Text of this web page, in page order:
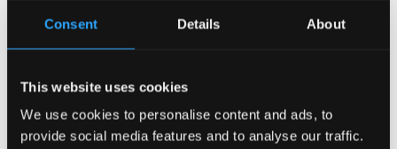
Consent Details About
This website uses cookies
We use cookies to personalise content and ads, to
provide social media features and to analyse our traffic.
Når en indberetning er blevet lavet, vil vi behandle persondata på de
involverede parter i indberetningen (altså, den der anmelder, den
behandle og undersøge indberetningen.
Hvis du anmelder en formodede overtrædelse, vil en sådan rapport
holdes fortrolig og anonym, såfremt du ønsker det. Du vil dog under
alle omstændigheder skulle oplyse en e-mailadresse, som du kan